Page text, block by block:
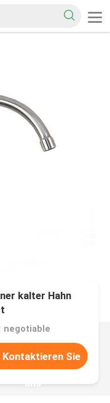
kalter Hahn
negotiable
Kontaktieren Sie
uns